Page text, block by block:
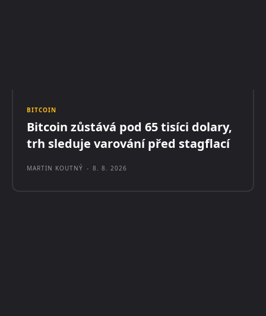
BITCOIN
Bitcoin zůstává pod 65 tisíci dolary,
trh sleduje varování před stagflací
MARTIN KOUTNÝ - 8. 8. 2026